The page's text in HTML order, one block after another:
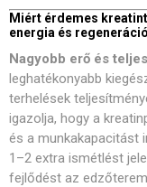
Miért érdemes
energia és
Nagyobb erő és
leghatékonyabb
terhelések
igazolja, hogy a
és a munkakapacitást
1–2 extra ismétlést
fejlődést az